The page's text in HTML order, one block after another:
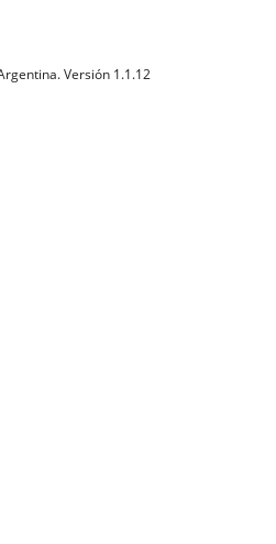
Versión 1.1.12